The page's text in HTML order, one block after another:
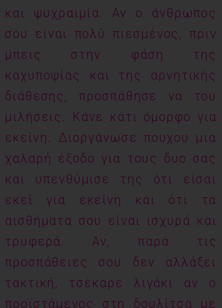
και ψυχραιμία. Αν ο άνθρωπος
σου είναι πολύ πιεσμένος, πριν
μπεις στην φάση της
καχυποψίας και της αρνητικής
διάθεσης, προσπάθησε να του
μιλήσεις. Κάνε κάτι όμορφο για
εκείνη. Διοργάνωσε πουχου μια
χαλαρή έξοδο για τους δυο σας
και υπενθύμισε της ότι είσαι
εκεί για εκείνη και ότι τα
αισθήματα σου είναι ισχυρά και
τρυφερά. Αν, παρά τις
προσπάθειες σου δεν αλλάξει
τακτική, τσέκαρε λιγάκι αν ο
προϊστάμενος στη δουλίτσα με